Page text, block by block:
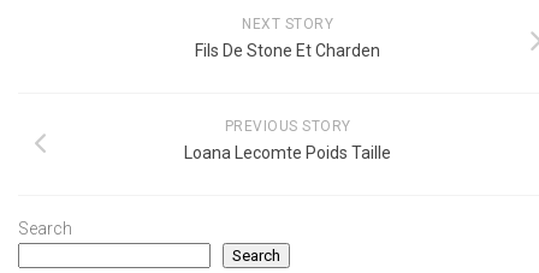
NEXT STORY
Fils De Stone Et Charden
PREVIOUS STORY
Loana Lecomte Poids Taille
Search
Search